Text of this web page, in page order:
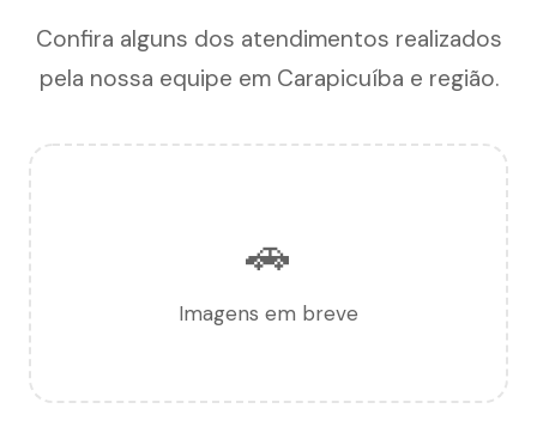
Confira alguns dos atendimentos realizados
pela nossa equipe em Carapicuíba e região.
🚗
Imagens em breve